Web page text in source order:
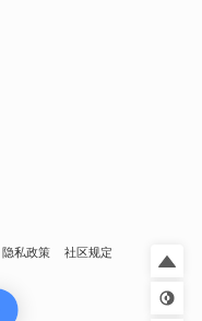
隐私政策
社区规定